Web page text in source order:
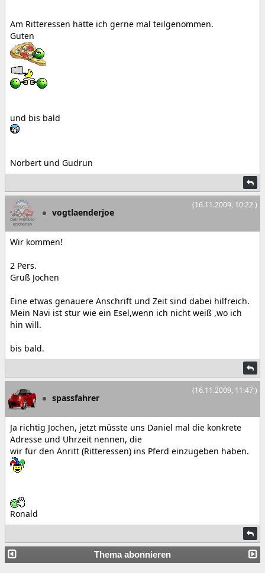
Am Ritteressen hätte ich gerne mal teilgenommen.
Guten
und bis bald
Norbert und Gudrun
(16.11.2009, 10:22 )
vogtlaenderjoe
Wir kommen!
2 Pers.
Gruß Jochen
Eine etwas genauere Anschrift und Zeit sind dabei hilfreich.
Mein Navi ist stur wie ein Esel,wenn ich nicht weiß ,wo ich
hin will.
bis bald.
(16.11.2009, 11:47 )
spassfahrer
Ja richtig Jochen, jetzt müsste uns Daniel mal die konkrete
Adresse und Uhrzeit nennen, die
wir für den Anritt (Ritteressen) ins Pferd einzugeben haben.
Ronald
Thema abonnieren